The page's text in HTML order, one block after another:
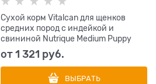
Сухой корм Vitalcan для щенков
средних пород с индейкой и
свининой Nutrique Medium Puppy
от1 321 руб.
ВЫБРАТЬ